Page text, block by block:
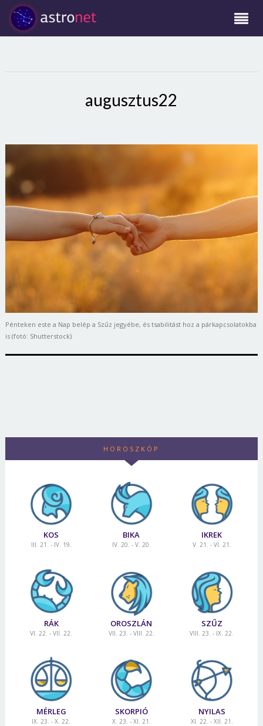
augusztus22
Pénteken este a Nap belép a Szűz jegyébe, és tsabilitást hoz a párkapcsolatokba
is (fotó: Shutterstock)
HOROSZKÓP
KOS
III. 21. - IV. 19.
BIKA
IV. 20. - V. 20.
IKREK
V. 21. - VI. 21.
RÁK
VI. 22. - VII. 22.
OROSZLÁN
VII. 23. - VIII. 22.
SZŰZ
VIII. 23. - IX. 22.
MÉRLEG
IX. 23. - X. 22.
SKORPIÓ
X. 23. - XI. 21.
NYILAS
XI. 22. - XII. 21.